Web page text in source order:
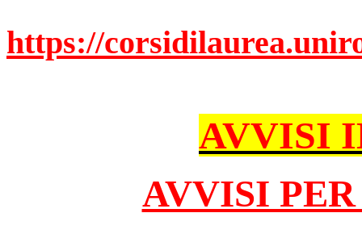
https://
AVVISI
AVVISI